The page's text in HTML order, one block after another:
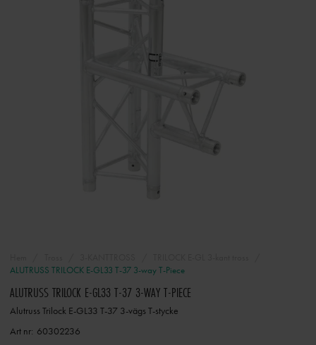
ALUTRUSS TRILOCK E-GL33 T-37 3-way T-Piece
ALUTRUSS TRILOCK E-GL33 T-37 3-WAY T-PIECE
Alutruss Trilock E-GL33 T-37 3-vägs T-stycke
Art nr: 60302236